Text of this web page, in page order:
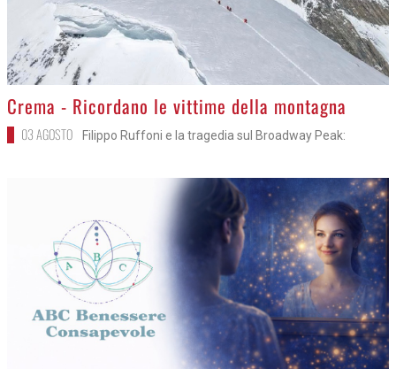
>
Crema - Ricordano le vittime della montagna
03 AGOSTO Filippo Ruffoni e la tragedia sul Broadway Peak: